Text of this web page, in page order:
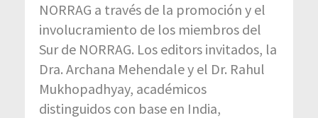
NORRAG a través de la promoción y el
involucramiento de los miembros del
Sur de NORRAG. Los editors invitados, la
Dra. Archana Mehendale y el Dr. Rahul
Mukhopadhyay, académicos
distinguidos con base en India,